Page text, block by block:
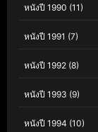
หนังปี 1990 (11)
หนังปี 1991 (7)
หนังปี 1992 (8)
หนังปี 1993 (9)
หนังปี 1994 (10)